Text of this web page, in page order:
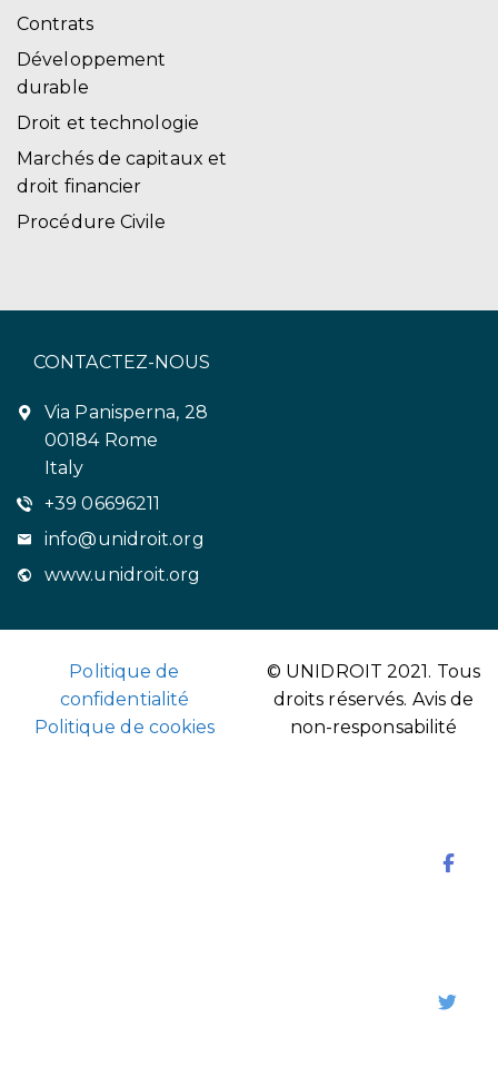
Contrats
Développement
durable
Droit et technologie
Marchés de capitaux et
droit financier
Procédure Civile
CONTACTEZ-NOUS
Via Panisperna, 28
00184 Rome
Italy
+39 06696211
info@unidroit.org
www.unidroit.org
Politique de
confidentialité
Politique de cookies
© UNIDROIT 2021. Tous
droits réservés. Avis de
non-responsabilité